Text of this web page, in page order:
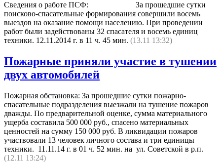
Сведения о работе ПСФ: За прошедшие сутки
поисково-спасательные формирования совершили восемь
выездов на оказание помощи населению. При проведении
работ были задействованы 32 спасателя и восемь единиц
техники. 12.11.2014 г. в 11 ч. 45 мин. (13.11 13:32)
Пожарные приняли участие в тушении
двух автомобилей
Пожарная обстановка: За прошедшие сутки пожарно-
спасательные подразделения выезжали на тушение пожаров
дважды. По предварительной оценке, сумма материального
ущерба составила 500 000 руб., спасено материальных
ценностей на сумму 150 000 руб. В ликвидации пожаров
участвовали 13 человек личного состава и три единицы
техники. 11.11.14 г. в 01 ч. 52 мин. на ул. Советской в р.п.
(12.11 13:24)